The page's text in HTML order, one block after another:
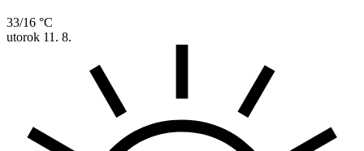
33/16 °C
utorok 11. 8.